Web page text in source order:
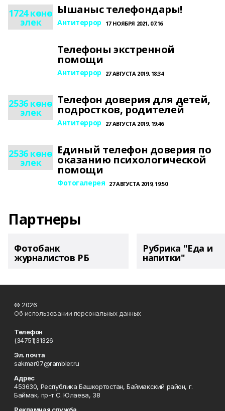
1724 көнө
элек
Ышаныс телефондары!
Антитеррор 17 НОЯБРЯ 2021, 07:16
Телефоны экстренной
помощи
Антитеррор 27 АВГУСТА 2019, 18:34
2536 көнө
элек
Телефон доверия для детей,
подростков, родителей
Антитеррор 27 АВГУСТА 2019, 19:46
2536 көнө
элек
Единый телефон доверия по
оказанию психологической
помощи
Фотогалерея 27 АВГУСТА 2019, 19:50
Партнеры
Фотобанк
журналистов РБ
Рубрика "Еда и
напитки"
© 2026
Об использовании персональных данных
Телефон
(34751)31326
Эл. почта
sakmar07@rambler.ru
Адрес
453630, Республика Башкортостан, Баймакский район, г.
Баймак, пр-т С. Юлаева, 38